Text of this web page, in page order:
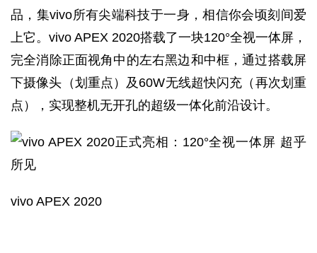
品，集vivo所有尖端科技于一身，相信你会顷刻间爱
上它。vivo APEX 2020搭载了一块120°全视一体屏，
完全消除正面视角中的左右黑边和中框，通过搭载屏
下摄像头（划重点）及60W无线超快闪充（再次划重
点），实现整机无开孔的超级一体化前沿设计。
vivo APEX 2020